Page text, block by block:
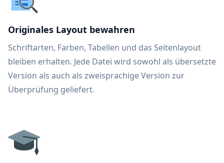
Originales Layout bewahren
Schriftarten, Farben, Tabellen und das Seitenlayout
bleiben erhalten. Jede Datei wird sowohl als übersetzte
Version als auch als zweisprachige Version zur
Überprüfung geliefert.